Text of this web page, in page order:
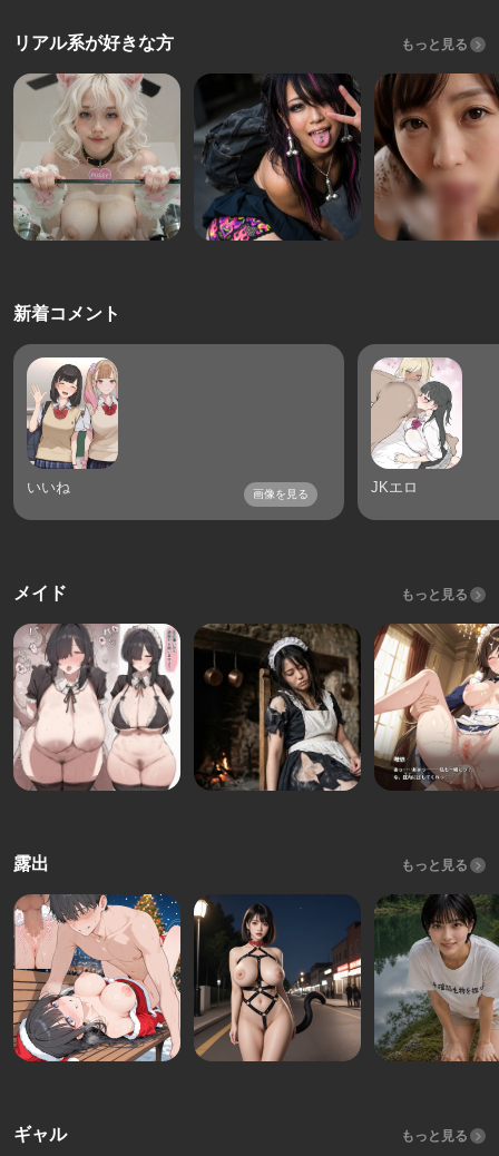
リアル系が好きな方 もっと見る
新着コメント
いいね 画像を見る JKエロ
メイド もっと見る
露出 もっと見る
ギャル もっと見る